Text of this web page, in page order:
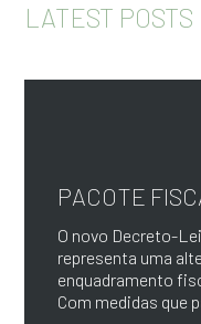
LATEST POSTS
PACOTE
O novo Decreto-
representa uma
enquadramento
Com medidas que